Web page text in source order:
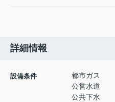
詳細情報
設備条件
都市ガス
公営水道
公共下水